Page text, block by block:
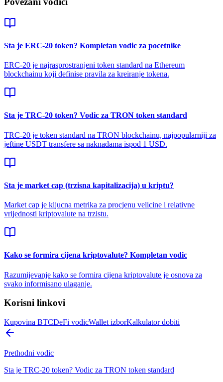
Sta je ERC-20 token? Kompletan vodic za pocetnike
ERC-20 je najrasprostranjeni token standard na Ethereum
blockchainu koji definise pravila za kreiranje tokena.
Sta je TRC-20 token? Vodic za TRON token standard
TRC-20 je token standard na TRON blockchainu, najpopularniji za
jeftine USDT transfere sa naknadama ispod 1 USD.
Sta je market cap (trzisna kapitalizacija) u kriptu?
Market cap je kljucna metrika za procjenu velicine i relativne
vrijednosti kriptovalute na trzistu.
Kako se formira cijena kriptovalute? Kompletan vodic
Razumijevanje kako se formira cijena kriptovalute je osnova za
svako informisano ulaganje.
Korisni linkovi
Kupovina BTCDeFi vodicWallet izborKalkulator dobiti
Prethodni vodic
Sta je TRC-20 token? Vodic za TRON token standard